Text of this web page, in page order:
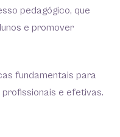
pedagógico, que
e promover
fundamentais para
e efetivas.